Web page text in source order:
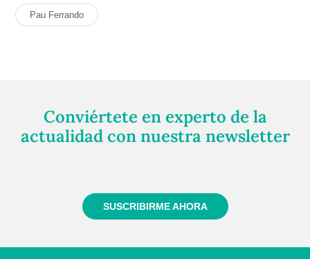
Pau Ferrando
Conviértete en experto de la
actualidad con nuestra newsletter
SUSCRIBIRME AHORA